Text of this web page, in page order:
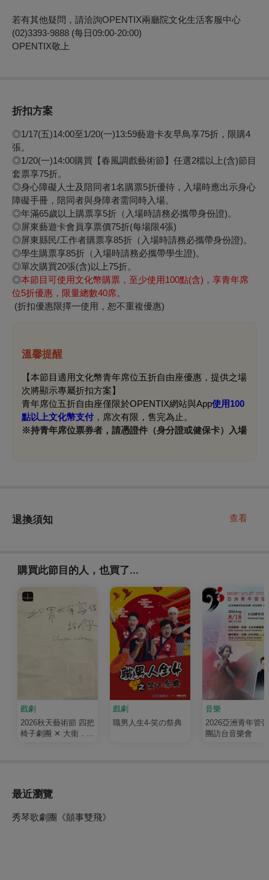
若有其他疑問，請洽詢OPENTIX兩廳院文化生活客服中心
(02)3393-9888 (每日09:00-20:00)
OPENTIX敬上
折扣方案
◎1/17(五)14:00至1/20(一)13:59藝遊卡友早鳥享75折，限購4
張。
◎1/20(一)14:00購買【春風調戲藝術節】任選2檔以上(含)節目
套票享75折。
◎身心障礙人士及陪同者1名購票5折優待，入場時應出示身心
障礙手冊，陪同者與身障者需同時入場。
◎年滿65歲以上購票享5折（入場時請務必攜帶身份證)。
◎屏東藝遊卡會員享票價75折(每場限4張)
◎屏東縣民/工作者購票享85折（入場時請務必攜帶身份證)。
◎學生購票享85折（入場時請務必攜帶學生證)。
◎單次購買20張(含)以上75折。
◎本節目可使用文化幣購票，至少使用100點(含)，享青年席
位5折優惠，限量總數40席。
(折扣優惠限擇一使用，恕不重複優惠)
溫馨提醒
【本節目適用文化幣青年席位五折自由座優惠，提供之場
次將顯示專屬折扣方案】
青年席位五折自由座僅限於OPENTIX網站與App使用100
點以上文化幣支付 ，席次有限，售完為止。
※持青年席位票券者，請憑證件（身分證或健保卡）入場
退換須知 查看
購買此節目的人，也買了...
戲劇
2026秋天藝術節 四把
椅子劇團 ✕ 大衛．吉
戲劇
職男人生4-笑の祭典
音樂
2026亞洲青年管
團訪台音樂會
最近瀏覽
秀琴歌劇團《囍事雙飛》